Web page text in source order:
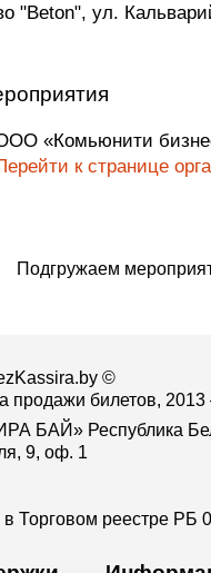
"Beton", ул.
«Комьюнити
к странице
Подгружаем
©
продажи билетов,
БАЙ» Республика
9, оф. 1
Торговом реестре РБ